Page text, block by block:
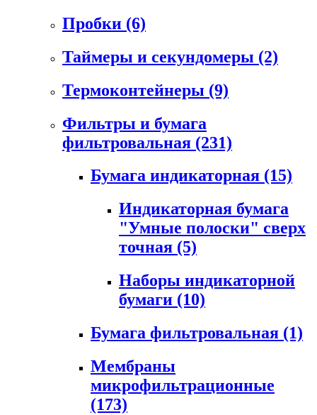
Пробки (6)
Таймеры и секундомеры (2)
Термоконтейнеры (9)
Фильтры и бумага
фильтровальная (231)
Бумага индикаторная (15)
Индикаторная бумага
"Умные полоски" сверх
точная (5)
Наборы индикаторной
бумаги (10)
Бумага фильтровальная (1)
Мембраны
микрофильтрационные
(173)